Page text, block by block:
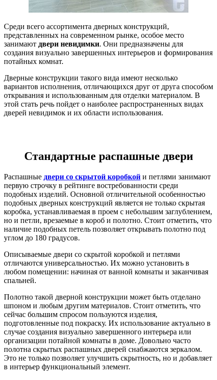
Среди всего ассортимента дверных конструкций,
представленных на современном рынке, особое место
занимают двери невидимки. Они предназначены для
создания визуально завершенных интерьеров и формирования
потайных комнат.
Дверные конструкции такого вида имеют несколько
вариантов исполнения, отличающихся друг от друга способом
открывания и использованным для отделки материалом. В
этой стать речь пойдет о наиболее распространенных видах
дверей невидимок и их области использования.
Стандартные распашные двери
Распашные двери со скрытой коробкой и петлями занимают
первую строчку в рейтинге востребованности среди
подобных изделий. Основной отличительной особенностью
подобных дверных конструкций является не только скрытая
коробка, устанавливаемая в проем с небольшим заглублением,
но и петли, врезаемые в короб и полотно. Стоит отметить, что
наличие подобных петель позволяет открывать полотно под
углом до 180 градусов.
Описываемые двери со скрытой коробкой и петлями
отличаются универсальностью. Их можно установить в
любом помещении: начиная от ванной комнаты и заканчивая
спальней.
Полотно такой дверной конструкции может быть отделано
шпоном и любым другим материалов. Стоит отметить, что
сейчас большим спросом пользуются изделия,
подготовленные под покраску. Их использование актуально в
случае создания визуально завершенного интерьера или
организации потайной комнаты в доме. Довольно часто
полотна скрытых распашных дверей снабжаются зеркалом.
Это не только позволяет улучшить скрытность, но и добавляет
в интерьер функциональный элемент.